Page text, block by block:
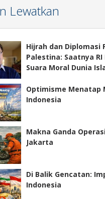
Lewatkan
Hijrah dan Diplomasi
Palestina: Saatnya
Suara Moral Dunia
Optimisme Menatap
Indonesia
Makna Ganda Operasi
Jakarta
Di Balik Gencatan:
Indonesia